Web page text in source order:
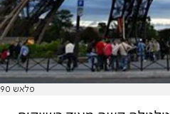
פלאש 90